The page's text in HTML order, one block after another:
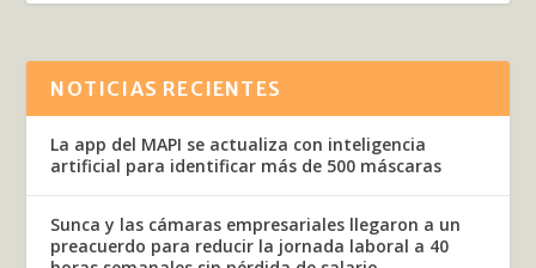
NOTICIAS RECIENTES
La app del MAPI se actualiza con inteligencia
artificial para identificar más de 500 máscaras
Sunca y las cámaras empresariales llegaron a un
preacuerdo para reducir la jornada laboral a 40